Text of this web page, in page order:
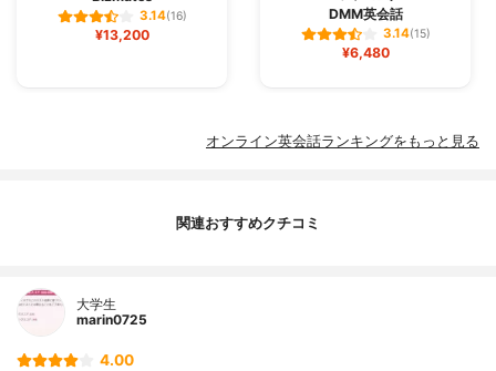
3.14(16)
¥13,200
DMM英会話
3.14(15)
¥6,480
オンライン英会話ランキングをもっと見る
関連おすすめクチコミ
大学生
marin0725
4.00